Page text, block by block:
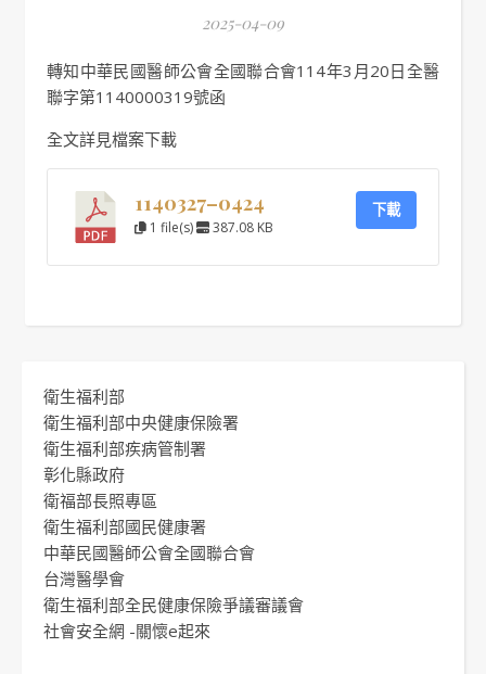
2025-04-09
轉知中華民國醫師公會全國聯合會114年3月20日全醫
聯字第1140000319號函
全文詳見檔案下載
1140327–0424
1 file(s) 387.08 KB
下載
衛生福利部
衛生福利部中央健康保險署
衛生福利部疾病管制署
彰化縣政府
衛福部長照專區
衛生福利部國民健康署
中華民國醫師公會全國聯合會
台灣醫學會
衛生福利部全民健康保險爭議審議會
社會安全網 -關懷e起來